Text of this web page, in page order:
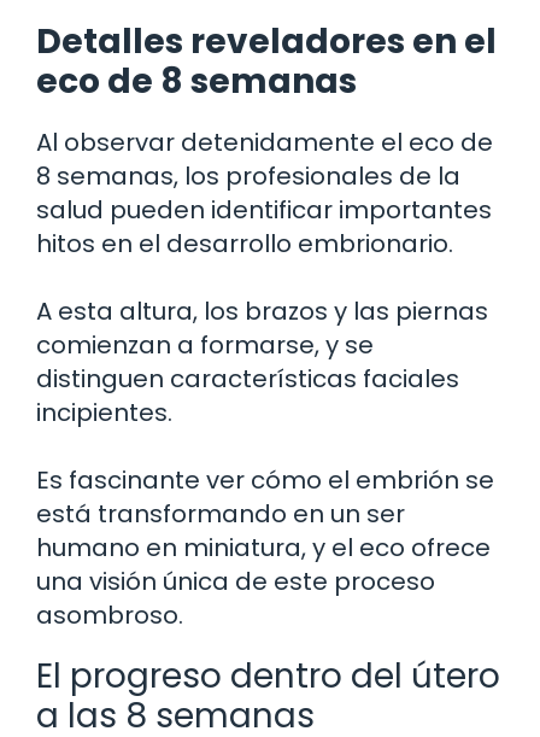
Detalles reveladores en el
eco de 8 semanas
Al observar detenidamente el eco de
8 semanas, los profesionales de la
salud pueden identificar importantes
hitos en el desarrollo embrionario.
A esta altura, los brazos y las piernas
comienzan a formarse, y se
distinguen características faciales
incipientes.
Es fascinante ver cómo el embrión se
está transformando en un ser
humano en miniatura, y el eco ofrece
una visión única de este proceso
asombroso.
El progreso dentro del útero
a las 8 semanas